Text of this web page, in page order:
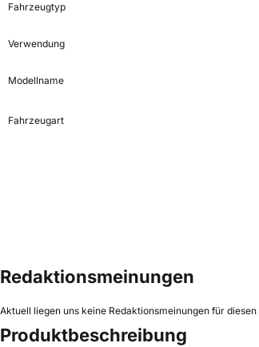
Fahrzeugtyp
Verwendung
Modellname
Fahrzeugart
Redaktionsmeinungen
Aktuell liegen uns keine Redaktionsmeinungen für diesen
Produktbeschreibung